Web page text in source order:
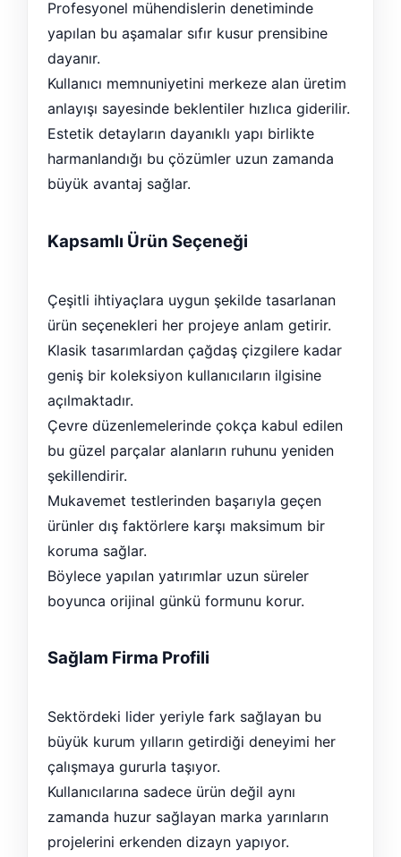
Profesyonel mühendislerin denetiminde
yapılan bu aşamalar sıfır kusur prensibine
dayanır.
Kullanıcı memnuniyetini merkeze alan üretim
anlayışı sayesinde beklentiler hızlıca giderilir.
Estetik detayların dayanıklı yapı birlikte
harmanlandığı bu çözümler uzun zamanda
büyük avantaj sağlar.
Kapsamlı Ürün Seçeneği
Çeşitli ihtiyaçlara uygun şekilde tasarlanan
ürün seçenekleri her projeye anlam getirir.
Klasik tasarımlardan çağdaş çizgilere kadar
geniş bir koleksiyon kullanıcıların ilgisine
açılmaktadır.
Çevre düzenlemelerinde çokça kabul edilen
bu güzel parçalar alanların ruhunu yeniden
şekillendirir.
Mukavemet testlerinden başarıyla geçen
ürünler dış faktörlere karşı maksimum bir
koruma sağlar.
Böylece yapılan yatırımlar uzun süreler
boyunca orijinal günkü formunu korur.
Sağlam Firma Profili
Sektördeki lider yeriyle fark sağlayan bu
büyük kurum yılların getirdiği deneyimi her
çalışmaya gururla taşıyor.
Kullanıcılarına sadece ürün değil aynı
zamanda huzur sağlayan marka yarınların
projelerini erkenden dizayn yapıyor.